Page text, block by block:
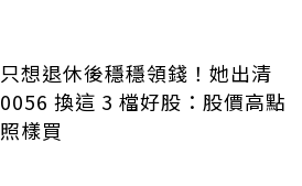
只想退休後穩穩領錢！她出清
0056 換這 3 檔好股：股價高點
照樣買